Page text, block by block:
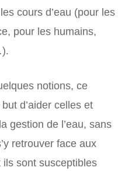
cours d’eau (pour les
pour les humains,
notions, ce
d’aider celles et
gestion de l’eau, sans
retrouver face aux
sont susceptibles